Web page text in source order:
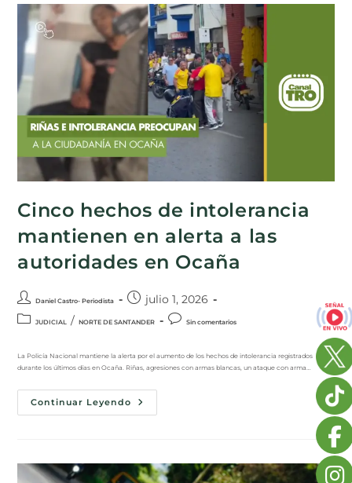
Cinco hechos de intolerancia
mantienen en alerta a las
autoridades en Ocaña
Daniel Castro- Periodista julio 1, 2026
JUDICIAL / NORTE DE SANTANDER Sin comentarios
La Policía Nacional mantiene la alerta por el aumento de los hechos de intolerancia registrados
durante los últimos días en Ocaña. Riñas, agresiones con armas blancas, un ataque con arma…
Continuar Leyendo